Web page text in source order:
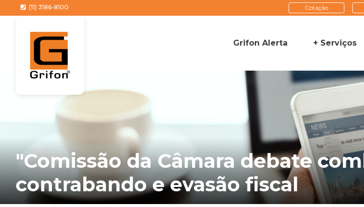
(11) 3186-8100 Cotação
Grifon Alerta + Serviços
"Comissão da Câmara debate
contrabando e evasão fiscal